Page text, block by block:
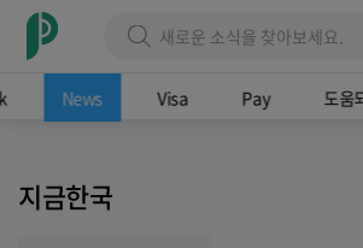
News Visa Pay 도움
지금한국